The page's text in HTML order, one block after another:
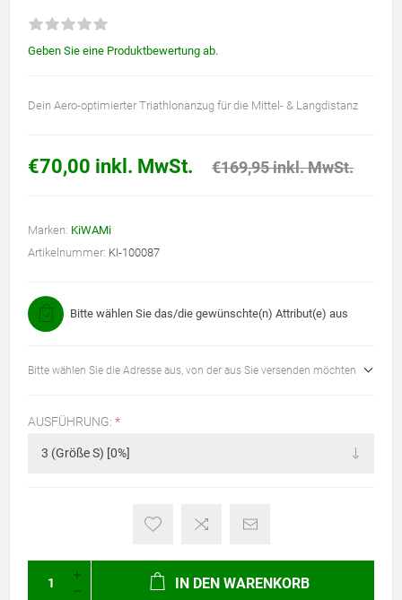
Geben Sie eine Produktbewertung ab.
Dein Aero-optimierter Triathlonanzug für die Mittel- & Langdistanz
€70,00 inkl. MwSt. €169,95 inkl. MwSt.
Marken: KiWAMi
Artikelnummer: KI-100087
Bitte wählen Sie das/die gewünschte(n) Attribut(e) aus
Bitte wählen Sie die Adresse aus, von der aus Sie versenden möchten
AUSFÜHRUNG: *
IN DEN WARENKORB